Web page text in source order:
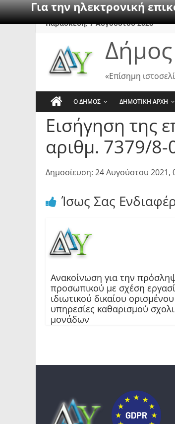
Για την ηλεκτρονική
SkipΠαρασκευή, 7 Αυγούστου 2026
Δήμος
«Επίσημη
Ο ΔΗΜΟΣ ΔΗΜΟΤΙΚΗ ΑΡΧΗ
Εισήγηση της
αριθμ. 7379/8-
Δημοσίευση: 24 Αυγούστου 2021,
Ίσως Σας
Ανακοίνωση για την
προσωπικού με σχέση
ιδιωτικού δικαίου
υπηρεσίες καθαρισμού
μονάδων